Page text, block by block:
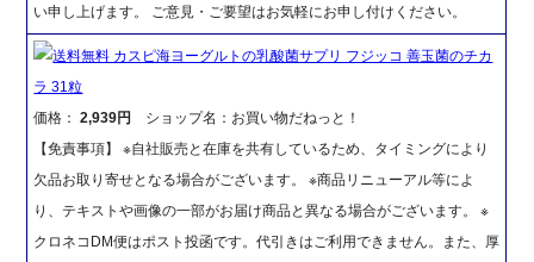
い申し上げます。 ご意見・ご要望はお気軽にお申し付けください。
送料無料 カスピ海ヨーグルトの乳酸菌サプリ フジッコ 善玉菌のチカ
ラ 31粒
価格：2,939円
ショップ名：お買い物だねっと！
【免責事項】 ※自社販売と在庫を共有しているため、タイミングにより
欠品お取り寄せとなる場合がございます。 ※商品リニューアル等によ
り、テキストや画像の一部がお届け商品と異なる場合がございます。 ※
クロネコDM便はポスト投函です。代引きはご利用できません。また、厚